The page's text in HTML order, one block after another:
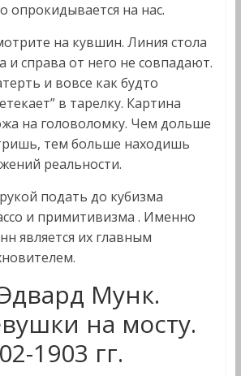
опрокидывается на нас.
на кувшин. Линия стола
и справа от него не совпадают.
и вовсе как будто
в тарелку. Картина
на головоломку. Чем дольше
тем больше находишь
реальности.
подать до кубизма
и примитивизма . Именно
является их главным
Мунк.
на мосту.
1903 гг.